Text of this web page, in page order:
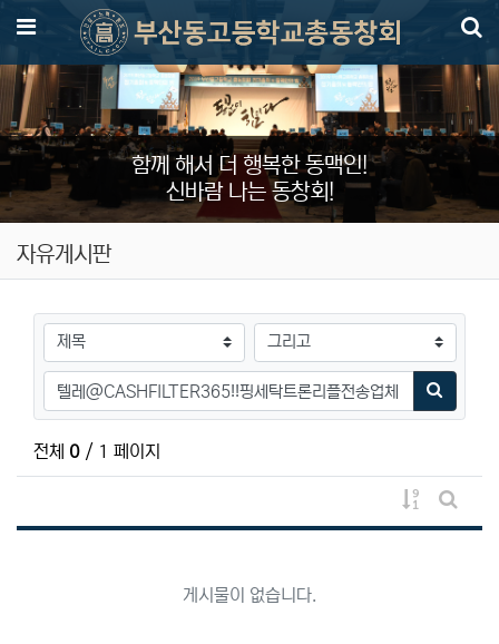
함께 해서 더 행복한 동맥인!
신바람 나는 동창회!
메뉴
자유게시판
검색대상
검색어
검색하기
전체 0 / 1 페이지
게시물 정렬
게시판
게시물이 없습니다.